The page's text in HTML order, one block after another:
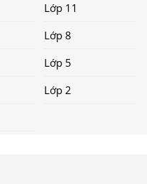
Lớp 11
Lớp 8
Lớp 5
Lớp 2